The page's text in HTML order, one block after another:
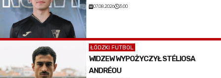
07.08.2026 3:00
ŁÓDZKI FUTBOL
WIDZEW WYPOŻYCZYŁ STÉLIOSA
ANDRÉOU